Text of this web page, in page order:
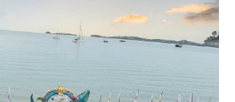
โครงสร้างองค์กร
ณะกรรมการมูลนิธิ
รมการบริหารสถาบัน
ล้อมอุตสาหกรรม
อุตสาหกรรมยั่งยืน
พิษอุตสาหกรรม
อมเมืองและชุมชน
ชนและเมืองน่าอยู่
และการบริโภคยั่งยืน
คลังความรู้
บทความ
ฟกราฟิก | โปสเตอร์
กรรมข่าวสาร
กิจกรรมของเรา
ร่วมงานกับเรา